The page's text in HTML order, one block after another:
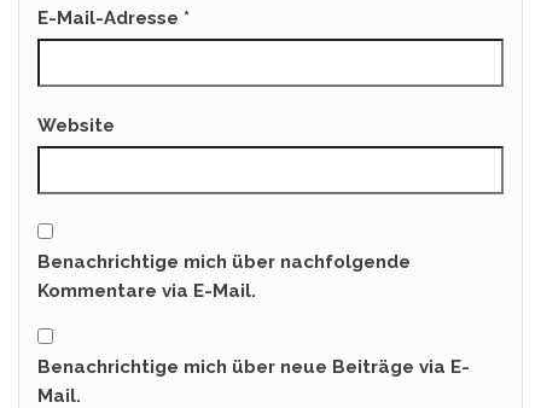
E-Mail-Adresse *
Website
Benachrichtige mich über nachfolgende
Kommentare via E-Mail.
Benachrichtige mich über neue Beiträge via E-
Mail.